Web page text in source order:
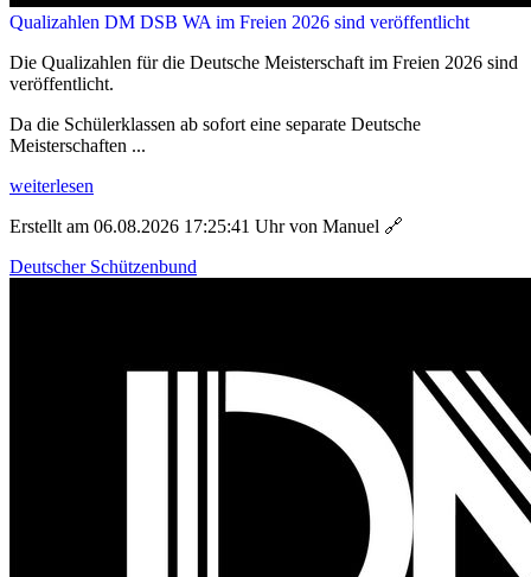
Qualizahlen DM DSB WA im Freien 2026 sind veröffentlicht
Die Qualizahlen für die Deutsche Meisterschaft im Freien 2026 sind
veröffentlicht.
Da die Schülerklassen ab sofort eine separate Deutsche
Meisterschaften ...
weiterlesen
Erstellt am 06.08.2026 17:25:41 Uhr von Manuel 🔗
Deutscher Schützenbund